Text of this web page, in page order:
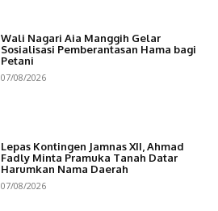
Wali Nagari Aia Manggih Gelar
Sosialisasi Pemberantasan Hama bagi
Petani
07/08/2026
Lepas Kontingen Jamnas XII, Ahmad
Fadly Minta Pramuka Tanah Datar
Harumkan Nama Daerah
07/08/2026